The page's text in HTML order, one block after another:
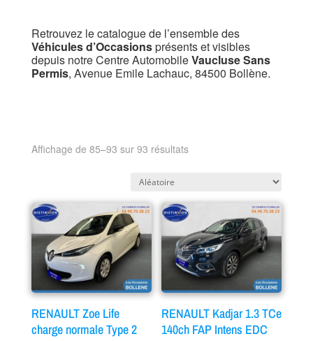
Retrouvez le catalogue de l’ensemble des
Véhicules d’Occasionsprésents et visibles
depuis notre Centre AutomobileVaucluse Sans
Permis, Avenue Emile Lachauc, 84500 Bollène.
Affichage de 85–93 sur 93 résultats
RENAULT Zoe Life
charge normale Type 2
RENAULT Kadjar 1.3 TCe
140ch FAP Intens EDC